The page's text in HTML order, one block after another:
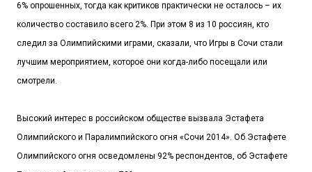
6% опрошенных, тогда как критиков практически не осталось – их
количество составило всего 2%. При этом 8 из 10 россиян, кто
следил за Олимпийскими играми, сказали, что Игры в Сочи стали
лучшим мероприятием, которое они когда-либо посещали или
смотрели.
Высокий интерес в российском обществе вызвала Эстафета
Олимпийского и Паралимпийского огня «Сочи 2014». Об Эстафете
Олимпийского огня осведомлены 92% респондентов, об Эстафете